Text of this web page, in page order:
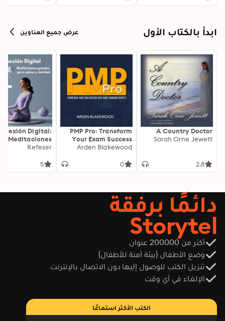
ابدأ بالكتاب الأول عرض جميع العناوين
A Country Doctor
Sarah Orne Jewett
2.8
PMP Pro: Transform
Your Exam Success
with Game-Changing
PMP exam results!
performance on test
day."
Arden Blakewood
0
Digital:
Meditaciones
para Calma y
Refeser
5
دائمًا برفقة
Storytel
أكثر من 200000 عنوان
وضع الأطفال (بيئة آمنة للأطفال)
تنزيل الكتب للوصول إليها دون الاتصال بالإنترنت
الإلغاء في أي وقت
الكتب الأكثر استماعًا